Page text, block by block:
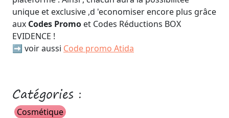
unique et exclusive ,d 'economiser encore plus grâce
aux Codes Promo et Codes Réductions BOX
EVIDENCE !
➡️ voir aussi Code promo Atida
Catégories :
Cosmétique